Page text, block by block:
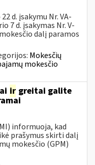
d. įsakymu Nr. VA-
7 d. įsakymas Nr. V-
dalį paramos
Mokesčių
mokesčio
ir greitai galite
informuoja, kad
prašymus skirti dalį
mokesčio (GPM)